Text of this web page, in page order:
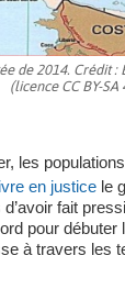
de 2014. Crédit :
(licence CC BY-SA
les
en justice le
fait
pour
à travers les